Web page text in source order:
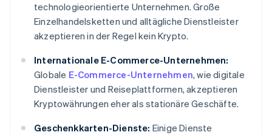
technologieorientierte Unternehmen. Große
Einzelhandelsketten und alltägliche Dienstleister
akzeptieren in der Regel kein Krypto.
Internationale E-Commerce-Unternehmen:
Globale E-Commerce-Unternehmen, wie digitale
Dienstleister und Reiseplattformen, akzeptieren
Kryptowährungen eher als stationäre Geschäfte.
Geschenkkarten-Dienste: Einige Dienste